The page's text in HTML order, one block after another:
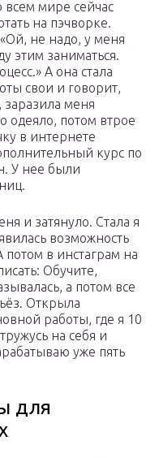
всем мире сейчас
на пэчворке.
не надо, у меня
этим заниматься.
А она стала
свои и говорит,
меня
одеяло, потом втрое
в интернете
курс по
У нее были
и затянуло. Стала я
возможность
потом в инстаграм на
Обучите,
а потом все
Открыла
работы, где я 10
на себя и
уже пять
для